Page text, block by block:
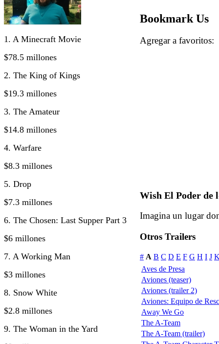
1. A Minecraft Movie
$78.5 millones
2. The King of Kings
$19.3 millones
3. The Amateur
$14.8 millones
4. Warfare
$8.3 millones
5. Drop
$7.3 millones
6. The Chosen: Last Supper Part 3
$6 millones
7. A Working Man
$3 millones
8. Snow White
$2.8 millones
9. The Woman in the Yard
Bookmark Us
Agregar a
Wish El Poder de
Imagina un lugar
Otros Trailers
# A B C D E F G H I J
Aves de Presa
Aviones (teaser)
Aviones (trailer 2)
Aviones: Equipo de
Away We Go
The A-Team
The A-Team (trailer)